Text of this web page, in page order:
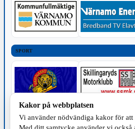
SPORT
TILLVERKNING
Kakor på webbplatsen
Vi använder nödvändiga kakor för att